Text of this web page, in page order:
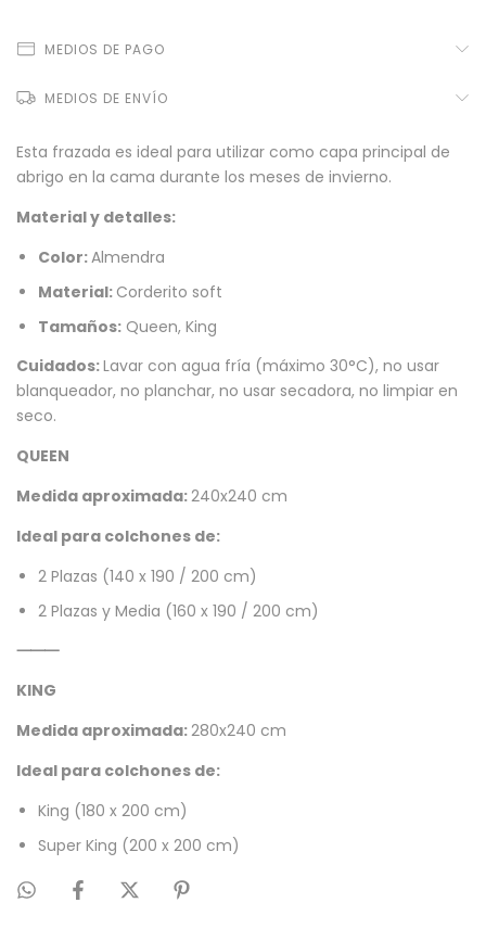
MEDIOS DE PAGO
MEDIOS DE ENVÍO
Esta frazada es ideal para utilizar como capa principal de
abrigo en la cama durante los meses de invierno.
Material y detalles:
Color:Almendra
Material: Corderito soft
Tamaños: Queen, King
Cuidados:Lavar con agua fría (máximo 30°C), no usar
blanqueador, no planchar, no usar secadora, no limpiar en
seco.
QUEEN
Medida aproximada:240x240 cm
Ideal para colchones de:
2 Plazas (140 x 190 / 200 cm)
2 Plazas y Media (160 x 190 / 200 cm)
⸻
KING
Medida aproximada:280x240 cm
Ideal para colchones de:
King (180 x 200 cm)
Super King (200 x 200 cm)